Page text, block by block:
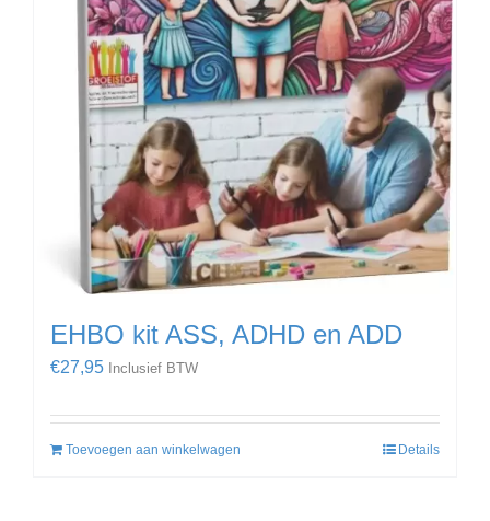
EHBO kit ASS, ADHD en ADD
€27,95 Inclusief BTW
Toevoegen aan winkelwagen Details